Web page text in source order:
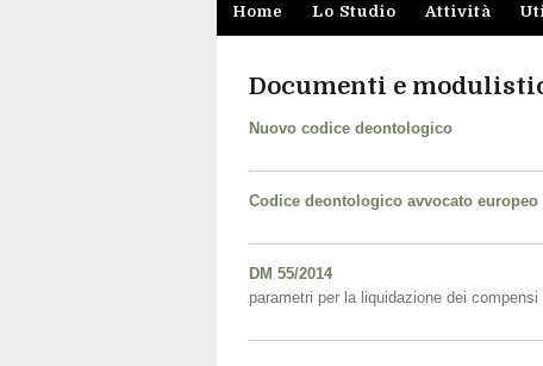
Home Lo Studio Attività
Documenti e
Nuovo codice deontologico
Codice deontologico avvocato europeo
DM 55/2014
parametri per la liquidazione dei